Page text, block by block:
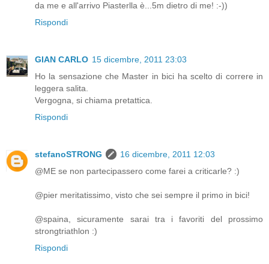
da me e all'arrivo Piasterlla è...5m dietro di me! :-))
Rispondi
GIAN CARLO 15 dicembre, 2011 23:03
Ho la sensazione che Master in bici ha scelto di correre in
leggera salita.
Vergogna, si chiama pretattica.
Rispondi
stefanoSTRONG
16 dicembre, 2011 12:03
@ME se non partecipassero come farei a criticarle? :)
@pier meritatissimo, visto che sei sempre il primo in bici!
@spaina, sicuramente sarai tra i favoriti del prossimo
strongtriathlon :)
Rispondi